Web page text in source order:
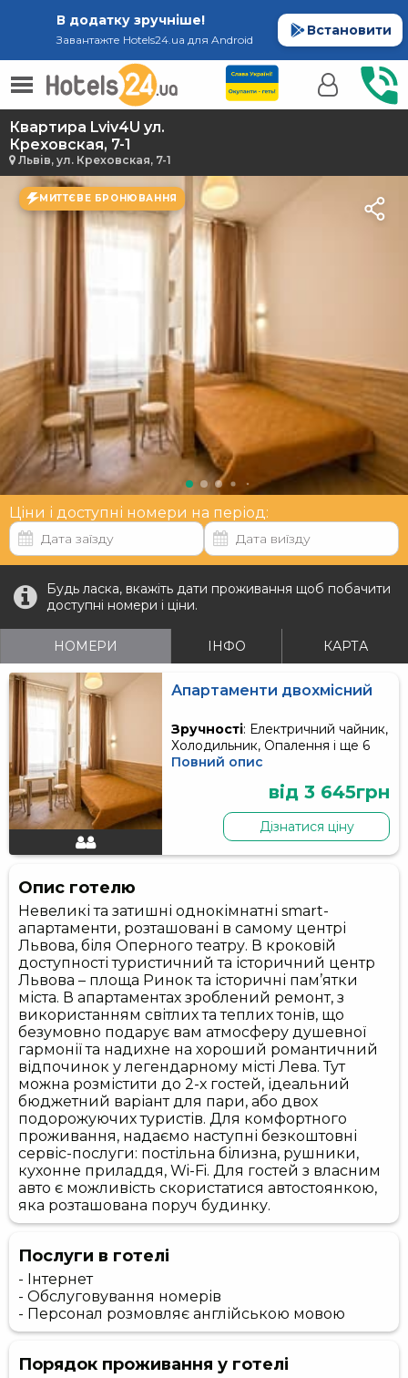
В додатку зручніше!
Завантажте Hotels24.ua для Android
Встановити
Квартира Lviv4U ул.
Креховская, 7-1
Львів, ул. Креховская, 7-1
МИТТЄВЕ БРОНЮВАННЯ
Ціни і доступні номери на період:
Будь ласка, вкажіть дати проживання щоб побачити
доступні номери і ціни.
НОМЕРИ ІНФО КАРТА
Апартаменти двохмісний
Зручності: Електричний чайник,
Холодильник, Опалення і ще 6
Повний опис
від 3 645грн
Дізнатися ціну
Опис готелю
Невеликі та затишні однокімнатні smart-
апартаменти, розташовані в самому центрі
Львова, біля Оперного театру. В кроковій
доступності туристичний та історичний центр
Львова – площа Ринок та історичні пам’ятки
міста. В апартаментах зроблений ремонт, з
використанням світлих та теплих тонів, що
безумовно подарує вам атмосферу душевної
гармонії та надихне на хороший романтичний
відпочинок у легендарному місті Лева. Тут
можна розмістити до 2-х гостей, ідеальний
бюджетний варіант для пари, або двох
подорожуючих туристів. Для комфортного
проживання, надаємо наступні безкоштовні
сервіс-послуги: постільна білизна, рушники,
кухонне приладдя, Wi-Fi. Для гостей з власним
авто є можливість скористатися автостоянкою,
яка розташована поруч будинку.
Послуги в готелі
- Інтернет
- Обслуговування номерів
- Персонал розмовляє англійською мовою
Порядок проживання у готелі